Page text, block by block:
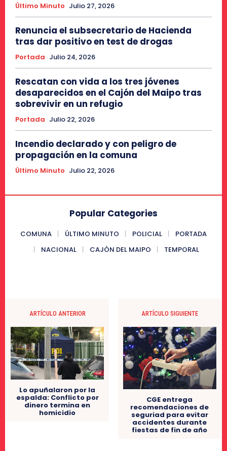
Último Minuto Julio 27, 2026
Renuncia el subsecretario de Hacienda
tras dar positivo en test de drogas
Portada Julio 24, 2026
Rescatan con vida a los tres jóvenes
desaparecidos en el Cajón del Maipo tras
sobrevivir en un refugio
Portada Julio 22, 2026
Incendio declarado y con peligro de
propagación en la comuna
Último Minuto Julio 22, 2026
Popular Categories
COMUNA ÚLTIMO MINUTO POLICIAL
PORTADA
NACIONAL
CAJÓN DEL MAIPO TEMPORAL
ARTÍCULO ANTERIOR
Lo apuñalaron por la
espalda: Conflicto por
dinero termina en
homicidio
ARTÍCULO SIGUIENTE
CGE entrega
recomendaciones de
seguriad para evitar
accidentes durante
fiestas de fin de año